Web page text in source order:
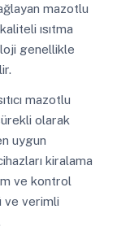
mazotlu
ısıtma
genellikle
mazotlu
olarak
uygun
kiralama
ve kontrol
ve verimli